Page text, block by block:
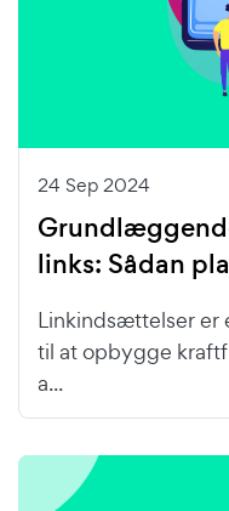
24 Sep 2024
links: Sådan
Linkindsættelser er
til at opbygge
a...